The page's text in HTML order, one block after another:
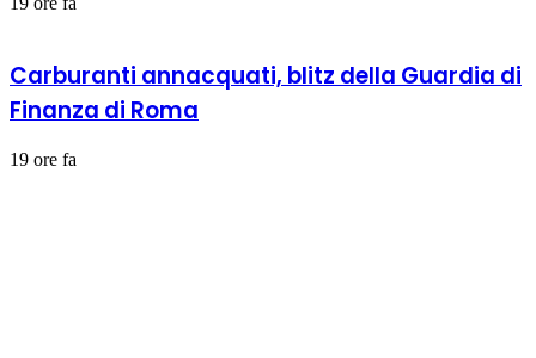
Carburanti annacquati, blitz della Guardia di
Finanza di Roma
19 ore fa